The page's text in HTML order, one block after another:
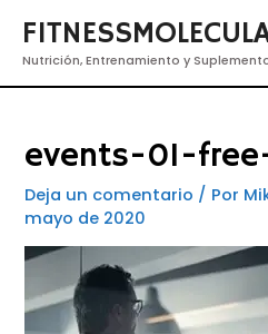
Nutrición, Entrenamiento y
events-01-
Deja un comentario / Por
mayo de 2020